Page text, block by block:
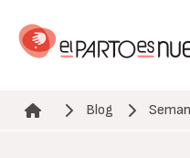
contenido
Ruta de navegación
Blog